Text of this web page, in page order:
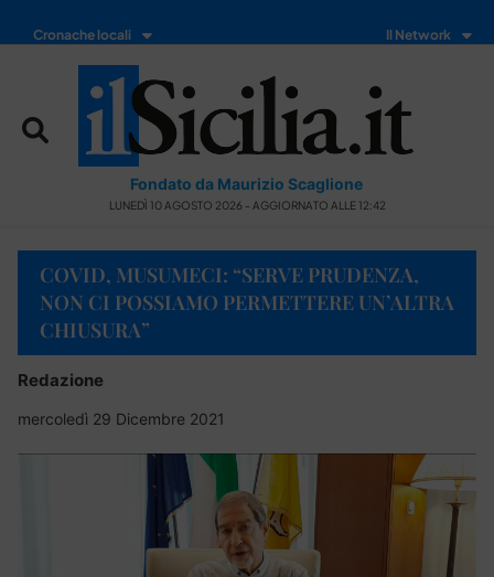
Cronache locali Il Network
Fondato da Maurizio Scaglione
LUNEDÌ 10 AGOSTO 2026 - AGGIORNATO ALLE 12:42
COVID, MUSUMECI: “SERVE PRUDENZA,
NON CI POSSIAMO PERMETTERE UN’ALTRA
CHIUSURA”
Redazione
mercoledì 29 Dicembre 2021